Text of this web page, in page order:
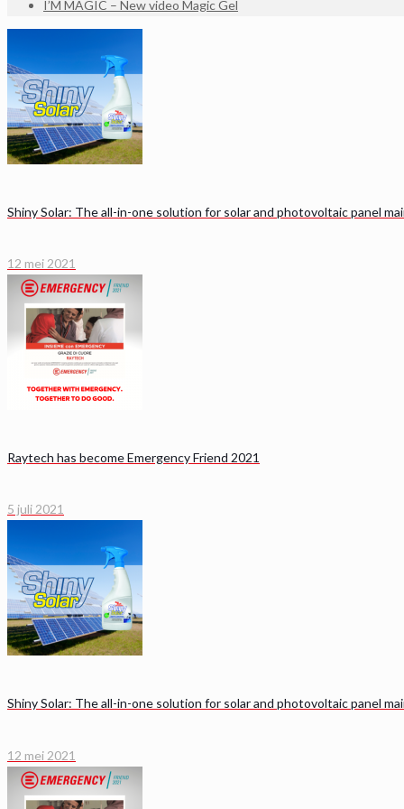
I’M MAGIC – New video Magic Gel
Shiny Solar: The all-in-one solution for solar and photovoltaic panel
12 mei 2021
Raytech has become Emergency Friend 2021
5 juli 2021
Shiny Solar: The all-in-one solution for solar and photovoltaic panel
12 mei 2021